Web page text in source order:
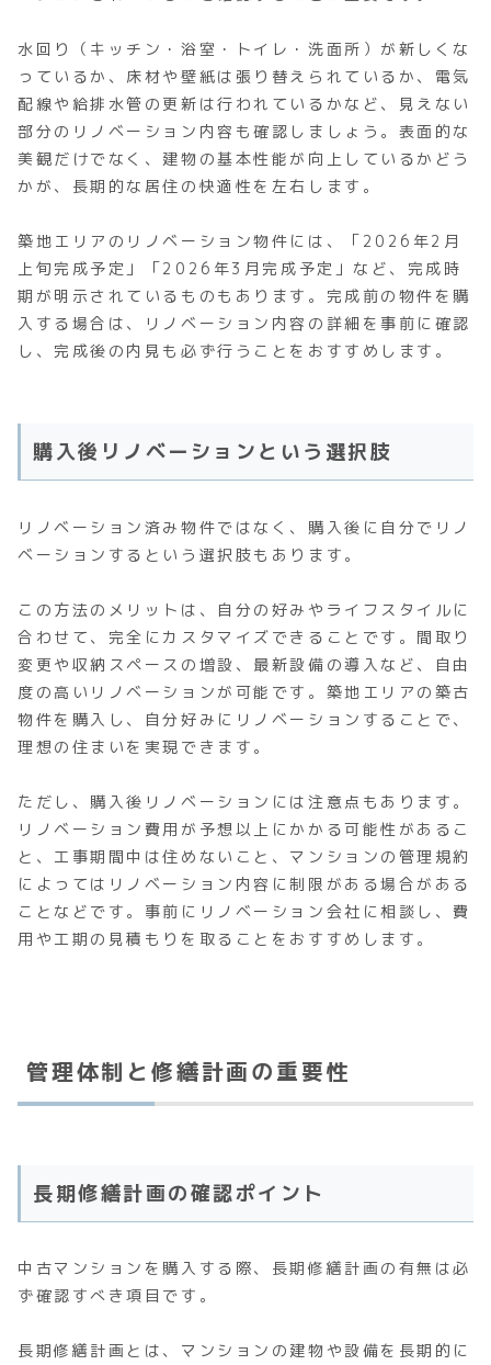
水回り（キッチン・浴室・トイレ・洗面所）が新しくな
っているか、床材や壁紙は張り替えられているか、電気
配線や給排水管の更新は行われているかなど、見えない
部分のリノベーション内容も確認しましょう。表面的な
美観だけでなく、建物の基本性能が向上しているかどう
かが、長期的な居住の快適性を左右します。
築地エリアのリノベーション物件には、「2026年2月
上旬完成予定」「2026年3月完成予定」など、完成時
期が明示されているものもあります。完成前の物件を購
入する場合は、リノベーション内容の詳細を事前に確認
し、完成後の内見も必ず行うことをおすすめします。
購入後リノベーションという選択肢
リノベーション済み物件ではなく、購入後に自分でリノ
ベーションするという選択肢もあります。
この方法のメリットは、自分の好みやライフスタイルに
合わせて、完全にカスタマイズできることです。間取り
変更や収納スペースの増設、最新設備の導入など、自由
度の高いリノベーションが可能です。築地エリアの築古
物件を購入し、自分好みにリノベーションすることで、
理想の住まいを実現できます。
ただし、購入後リノベーションには注意点もあります。
リノベーション費用が予想以上にかかる可能性があるこ
と、工事期間中は住めないこと、マンションの管理規約
によってはリノベーション内容に制限がある場合がある
ことなどです。事前にリノベーション会社に相談し、費
用や工期の見積もりを取ることをおすすめします。
管理体制と修繕計画の重要性
長期修繕計画の確認ポイント
中古マンションを購入する際、長期修繕計画の有無は必
ず確認すべき項目です。
長期修繕計画とは、マンションの建物や設備を長期的に